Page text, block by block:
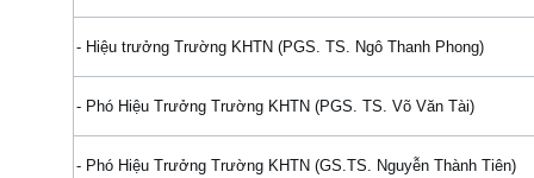
- Hiệu trưởng Trường KHTN (PGS. TS. Ngô Thanh Phong)
- Phó Hiệu Trưởng Trường KHTN (PGS. TS. Võ Văn Tài)
- Phó Hiệu Trưởng Trường KHTN (GS.TS. Nguyễn Thành Tiên)